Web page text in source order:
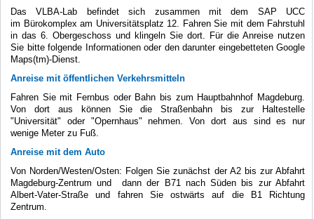
Das VLBA-Lab befindet sich zusammen mit dem SAP UCC
im Bürokomplex am Universitätsplatz 12. Fahren Sie mit dem Fahrstuhl
in das 6. Obergeschoss und klingeln Sie dort. Für die Anreise nutzen
Sie bitte folgende Informationen oder den darunter eingebetteten Google
Maps(tm)-Dienst.
Anreise mit öffentlichen Verkehrsmitteln
Fahren Sie mit Fernbus oder Bahn bis zum Hauptbahnhof Magdeburg.
Von dort aus können Sie die Straßenbahn bis zur Haltestelle
"Universität" oder "Opernhaus" nehmen. Von dort aus sind es nur
wenige Meter zu Fuß.
Anreise mit dem Auto
Von Norden/Westen/Osten: Folgen Sie zunächst der A2 bis zur Abfahrt
Magdeburg-Zentrum und dann der B71 nach Süden bis zur Abfahrt
Albert-Vater-Straße und fahren Sie ostwärts auf die B1 Richtung
Zentrum.